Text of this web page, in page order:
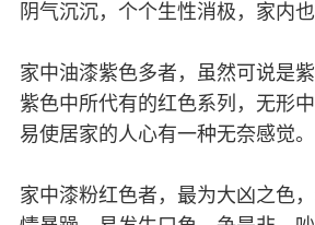
阴气沉沉，个个生性消极，家内也
家中油漆紫色多者，虽然可说是
紫色中所代有的红色系列，无形
易使居家的人心有一种无奈感觉。
家中漆粉红色者，最为大凶之色